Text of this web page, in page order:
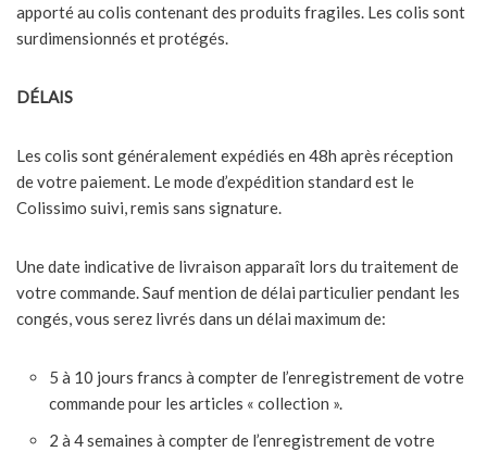
apporté au colis contenant des produits fragiles. Les colis sont
surdimensionnés et protégés.
DÉLAIS
Les colis sont généralement expédiés en 48h après réception
de votre paiement. Le mode d’expédition standard est le
Colissimo suivi, remis sans signature.
Une date indicative de livraison apparaît lors du traitement de
votre commande. Sauf mention de délai particulier pendant les
congés, vous serez livrés dans un délai maximum de:
5 à 10 jours francs à compter de l’enregistrement de votre
commande pour les articles « collection ».
2 à 4 semaines à compter de l’enregistrement de votre